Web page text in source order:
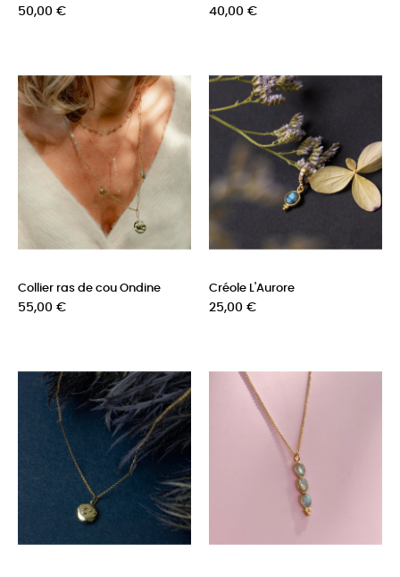
Prix
50,00 € Prix
40,00 €
Collier ras de cou Ondine
Prix
55,00 €
Créole L'Aurore
Prix
25,00 €